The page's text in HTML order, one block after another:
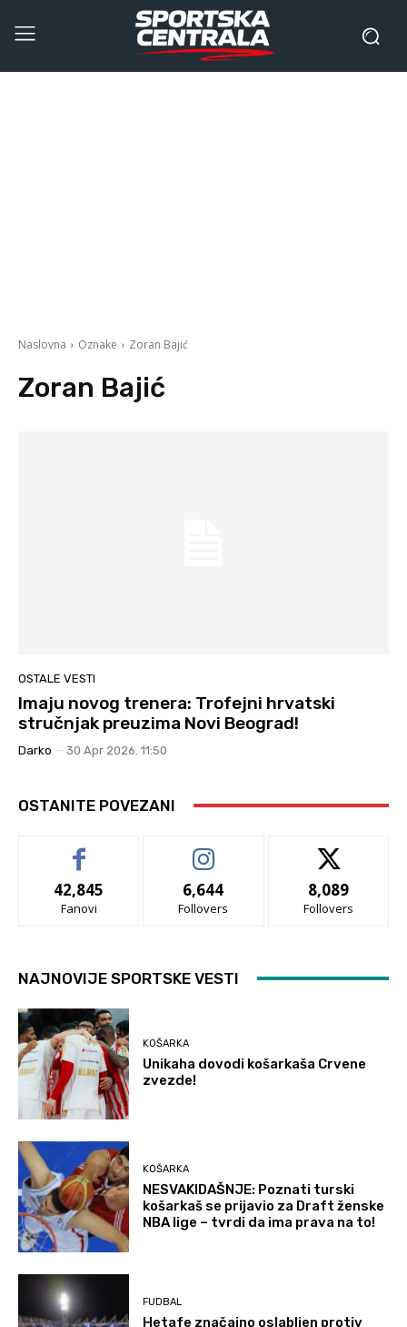
Naslovna Oznake Zoran Bajić
Zoran Bajić
OSTALE VESTI
Imaju novog trenera: Trofejni hrvatski
stručnjak preuzima Novi Beograd!
Darko - 30 Apr 2026. 11:50
OSTANITE POVEZANI
42,845
Fanovi
6,644
Follovers
8,089
Follovers
NAJNOVIJE SPORTSKE VESTI
KOŠARKA
Unikaha dovodi košarkaša Crvene
zvezde!
KOŠARKA
NESVAKIDAŠNJE: Poznati turski
košarkaš se prijavio za Draft ženske
NBA lige – tvrdi da ima prava na to!
FUDBAL
Hetafe značajno oslabljen protiv